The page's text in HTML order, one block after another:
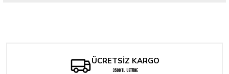
ÜCRETSİZ KARGO
3500 TL ÜSTÜNE